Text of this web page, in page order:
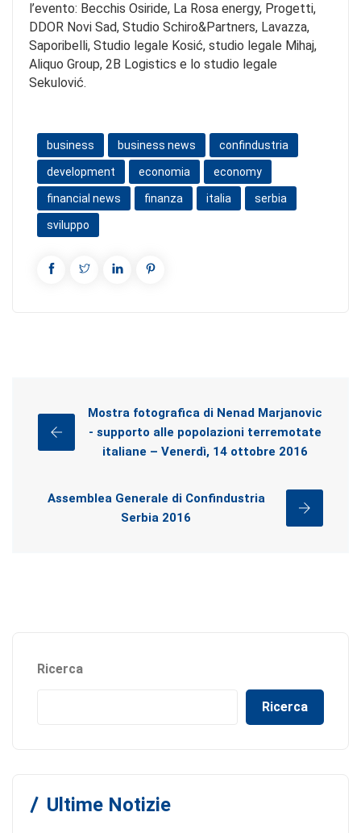
l’evento: Becchis Osiride, La Rosa energy, Progetti,
DDOR Novi Sad, Studio Schiro&Partners, Lavazza,
Saporibelli, Studio legale Kosić, studio legale Mihaj,
Aliquo Group, 2B Logistics e lo studio legale
Sekulović.
business business news confindustria
development economia economy
financial news finanza italia serbia
sviluppo
Mostra fotografica di Nenad Marjanovic
- supporto alle popolazioni terremotate
italiane – Venerdì, 14 ottobre 2016
Assemblea Generale di Confindustria
Serbia 2016
Ricerca
Ricerca
Ultime Notizie